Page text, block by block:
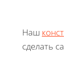
Наш
сделать